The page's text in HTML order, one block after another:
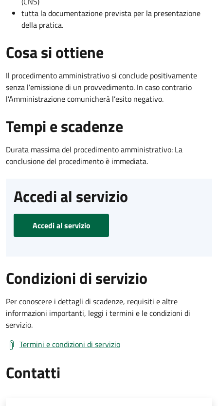
tutta la documentazione prevista per la presentazione
della pratica.
Cosa si ottiene
Il procedimento amministrativo si conclude positivamente
senza l’emissione di un provvedimento. In caso contrario
l’Amministrazione comunicherà l’esito negativo.
Tempi e scadenze
Durata massima del procedimento amministrativo: La
conclusione del procedimento è immediata.
Accedi al servizio
Accedi al servizio
Condizioni di servizio
Per conoscere i dettagli di scadenze, requisiti e altre
informazioni importanti, leggi i termini e le condizioni di
servizio.
Termini e condizioni di servizio
Contatti